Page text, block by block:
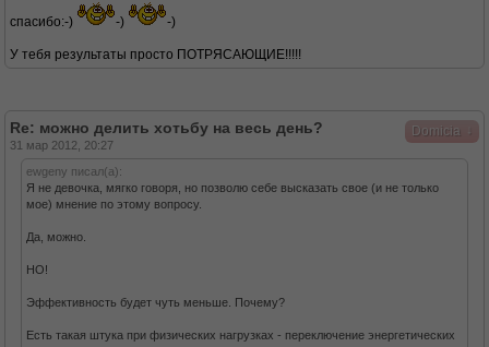
спасибо:-) -) -)
У тебя результаты просто ПОТРЯСАЮЩИЕ!!!!!
Domicia
Re: можно делить хотьбу на весь день?
31 мар 2012, 20:27
ewgeny писал(а):
Я не девочка, мягко говоря, но позволю себе высказать свое (и не только
мое) мнение по этому вопросу.
Да, можно.
НО!
Эффективность будет чуть меньше. Почему?
Есть такая штука при физических нагрузках - переключение энергетических